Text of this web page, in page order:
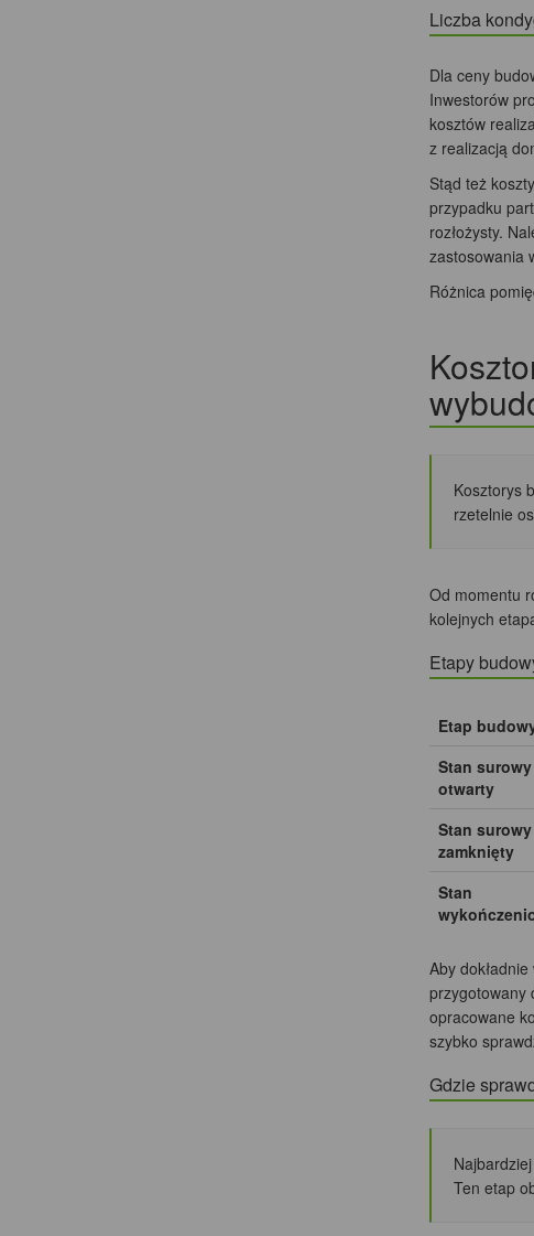
Liczba
Dla ceny
Inwestorów
kosztów
z realizacją
Stąd też
przypadku
rozłożysty.
zastosowania
Różnica
Kosztorys
rzetelnie
Od momentu
kolejnych
Etapy
Etap
Stan surowy
otwarty
Stan surowy
zamknięty
Stan
Aby
przygotowany
opracowane
szybko
Gdzie
Ten etap